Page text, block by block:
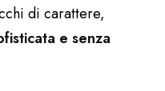
di carattere,
e senza